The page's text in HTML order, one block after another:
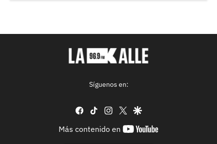
Síguenos en:
facebook
tiktok instagram
twittergoogle
Más contenido en
youtube-